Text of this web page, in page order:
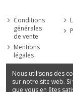
Conditions
générales
de vente
Mentions
légales
Nous utilisons des
sur notre site web.
que vous en êtes